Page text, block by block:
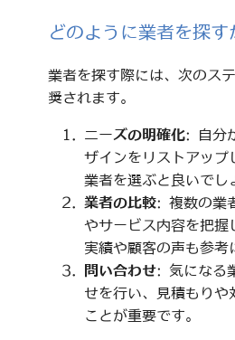
どのように業者を探す
業者を探す際には、次のス
奨されます。
ニーズの明確化: 自分
ザインをリストアップ
業者を選ぶと良いでし
業者の比較: 複数の業
やサービス内容を把握
実績や顧客の声も参考
問い合わせ: 気になる
せを行い、見積もりや
ことが重要です。